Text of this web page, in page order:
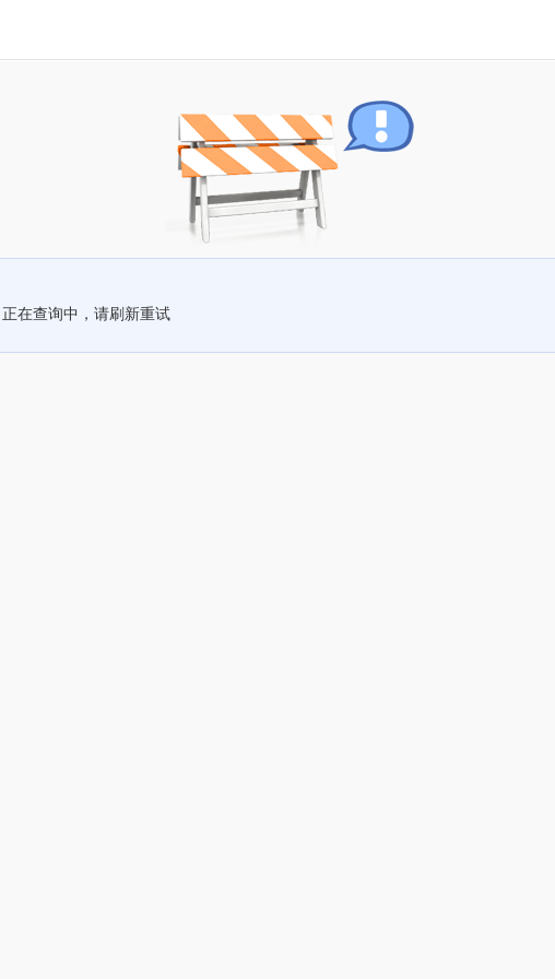
正在查询中，请刷新重试